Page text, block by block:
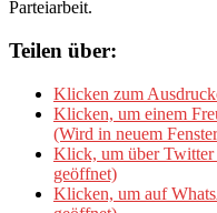
Parteiarbeit.
Teilen über:
Klicken zum
Klicken, um einem
(Wird in neuem
Klick, um über Twitter
geöffnet)
Klicken, um auf